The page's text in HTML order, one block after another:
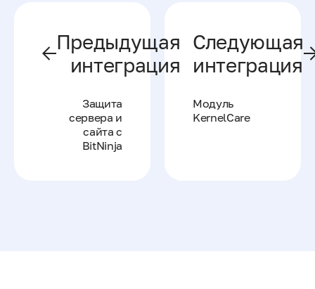
Предыдущая
интеграция
Защита
сервера и
сайта с
BitNinja
Следующая
интеграция
Модуль
KernelCare